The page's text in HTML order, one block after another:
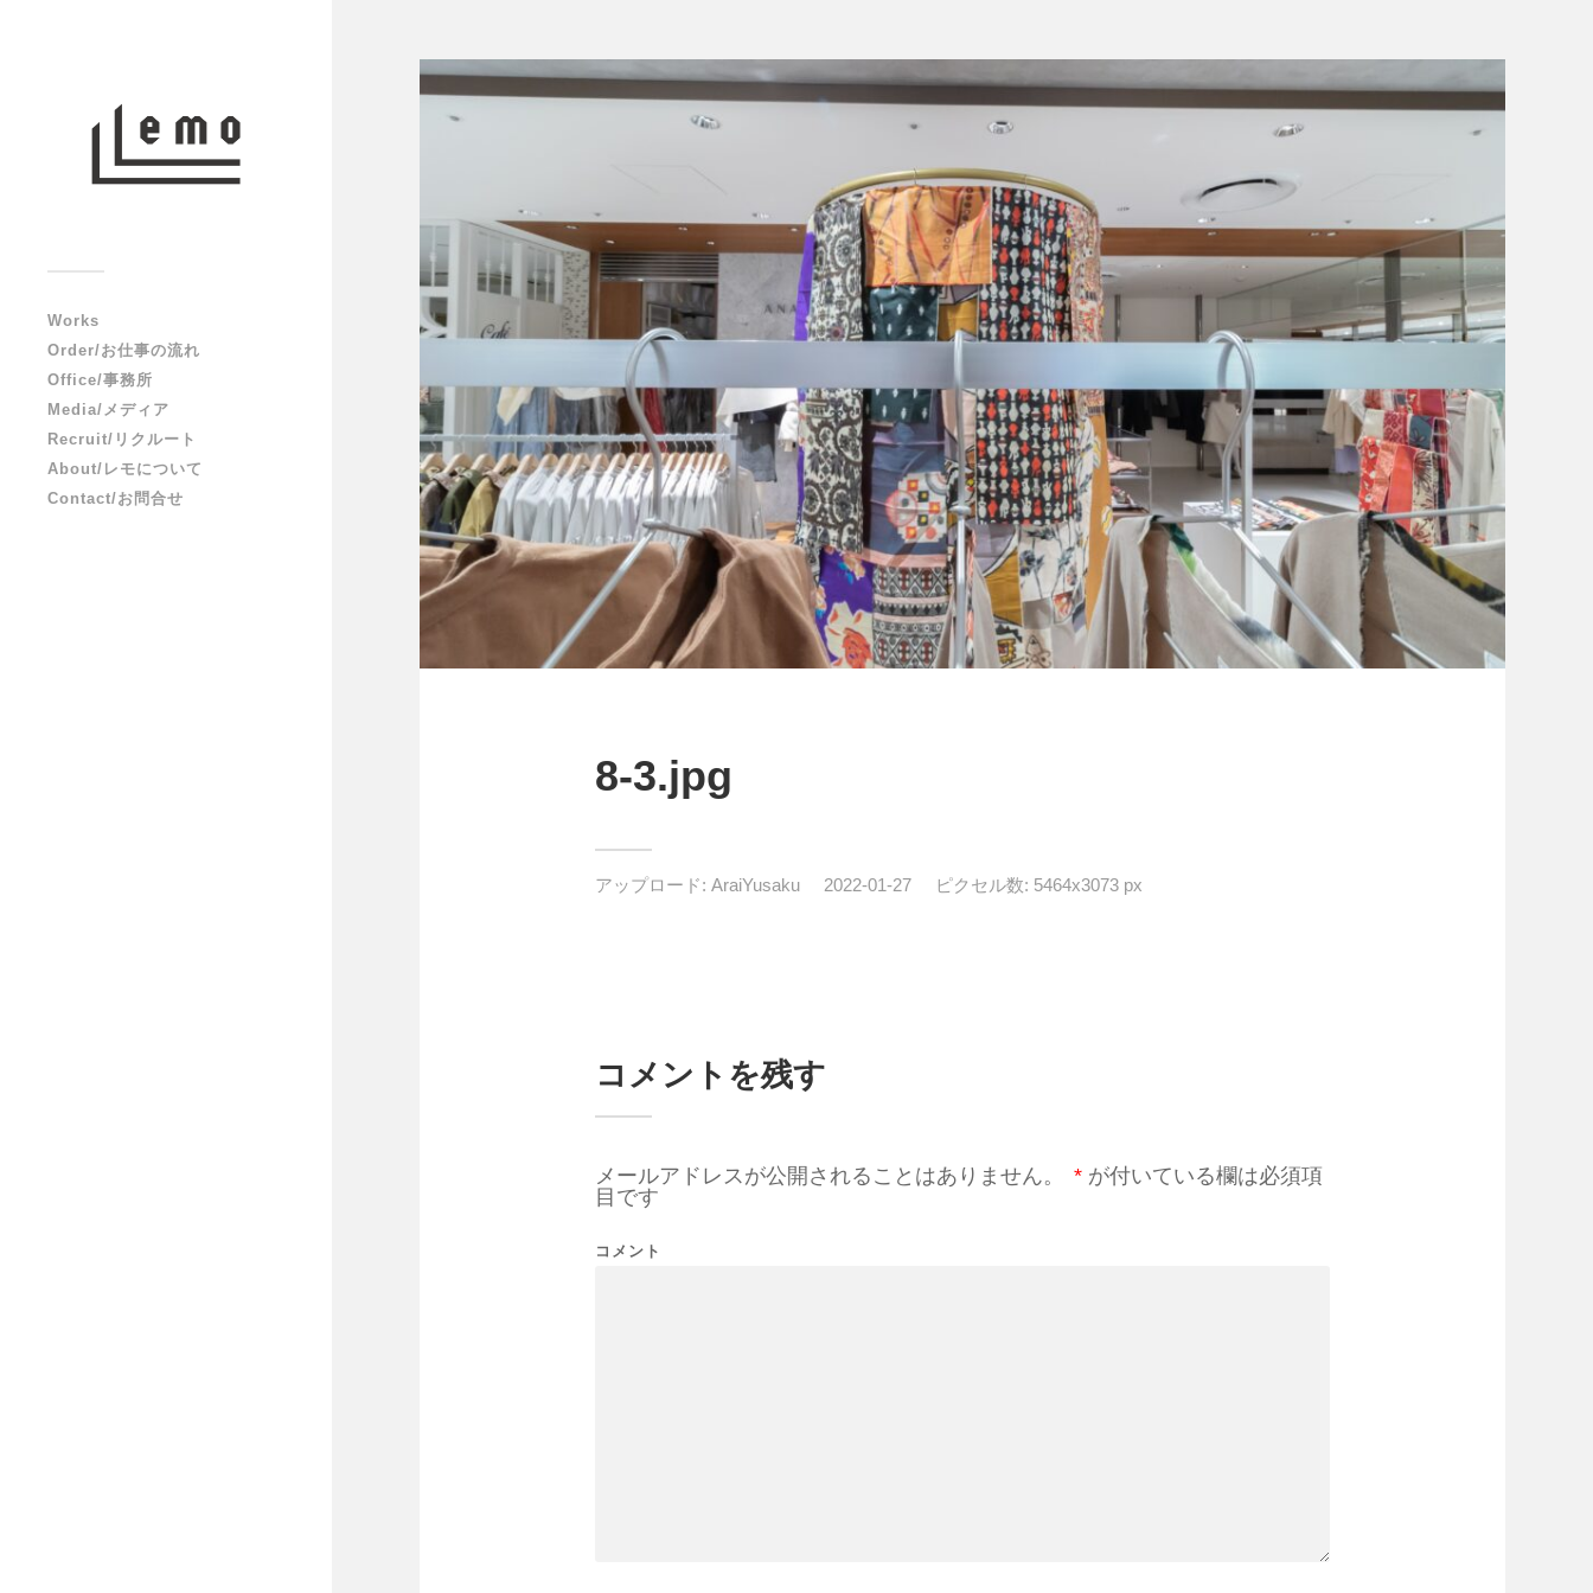
Works
Order/お仕事の流れ
Office/事務所
Media/メディア
Recruit/リクルート
About/レモについて
Contact/お問合せ
8-3.jpg
アップロード: AraiYusaku 2022-01-27 ピクセル数: 5464x3073 px
コメントを残す
メールアドレスが公開されることはありません。 * が付いている欄は必須項
目です
コメント